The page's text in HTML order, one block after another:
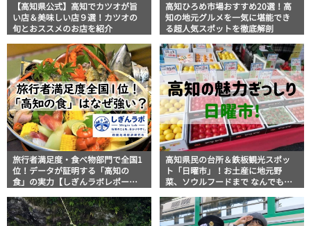
【高知県公式】高知でカツオが旨
い店＆美味しい店９選！カツオの
旬とおススメのお店を紹介
高知ひろめ市場おすすめ20選！高
知の地元グルメを一気に堪能でき
る超人気スポットを徹底解剖
旅行者満足度・食べ物部門で全国1
位！データが証明する「高知の
食」の実力【しぎんラボレポー
高知県民の台所＆鉄板観光スポッ
ト「日曜市」！お土産に地元野
菜、ソウルフードまで なんでもそ
説！